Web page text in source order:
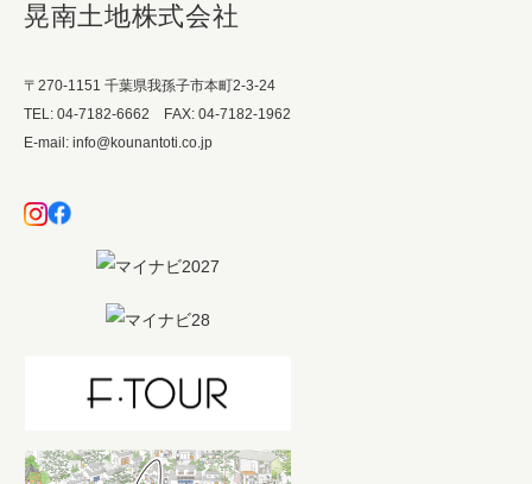
晃南土地株式会社
〒270-1151 千葉県我孫子市本町2-3-24
TEL: 04-7182-6662 FAX: 04-7182-1962
E-mail: info@kounantoti.co.jp